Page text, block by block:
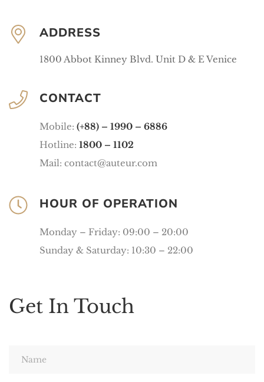
ADDRESS
1800 Abbot Kinney Blvd. Unit D & E Venice
CONTACT
Mobile: (+88) – 1990 – 6886
Hotline: 1800 – 1102
Mail: contact@auteur.com
HOUR OF OPERATION
Monday – Friday: 09:00 – 20:00
Sunday & Saturday: 10:30 – 22:00
Get In Touch